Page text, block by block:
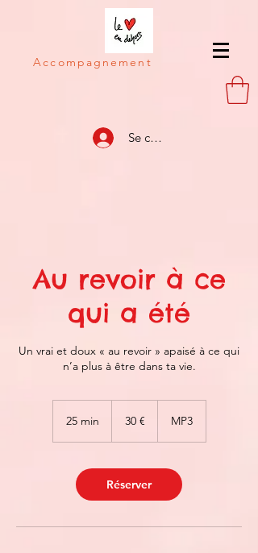
Accompagnement
Se connecter
Au revoir à ce
qui a été
Un vrai et doux « au revoir » apaisé à ce qui
n’a plus à être dans ta vie.
25 min
i
30 € MP3
Réserver